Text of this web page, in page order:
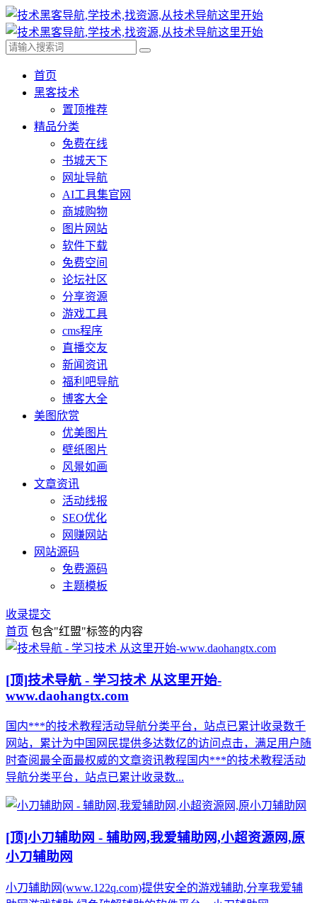
首页
黑客技术
置顶推荐
精品分类
免费在线
书城天下
网址导航
AI工具集官网
商城购物
图片网站
软件下载
免费空间
论坛社区
分享资源
游戏工具
cms程序
直播交友
新闻资讯
福利吧导航
博客大全
美图欣赏
优美图片
壁纸图片
风景如画
文章资讯
活动线报
SEO优化
网赚网站
网站源码
免费源码
主题模板
收录提交
首页 包含"红盟"标签的内容
[顶]技术导航 - 学习技术 从这里开始-
www.daohangtx.com
国内***的技术教程活动导航分类平台，站点已累计收录数千
网站，累计为中国网民提供多达数亿的访问点击，满足用户随
时查阅最全面最权威的文章资讯教程国内***的技术教程活动
导航分类平台，站点已累计收录数...
[顶]小刀辅助网 - 辅助网,我爱辅助网,小超资源网,原
小刀辅助网
小刀辅助网(www.122q.com)提供安全的游戏辅助,分享我爱辅